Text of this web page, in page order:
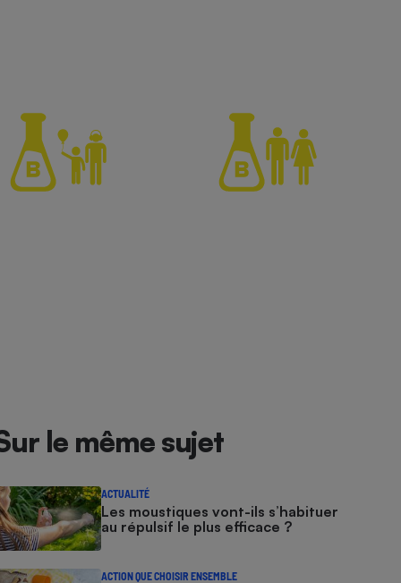
le même sujet
ACTUALITÉ
Les moustiques vont-ils s’habituer
au répulsif le plus efficace ?
ACTION QUE CHOISIR ENSEMBLE